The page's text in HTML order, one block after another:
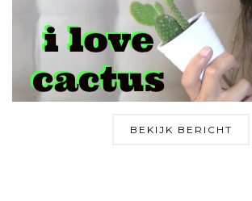
BEKIJK BERICHT